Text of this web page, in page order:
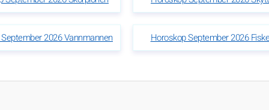
2026 Vannmannen Horoskop September 2026